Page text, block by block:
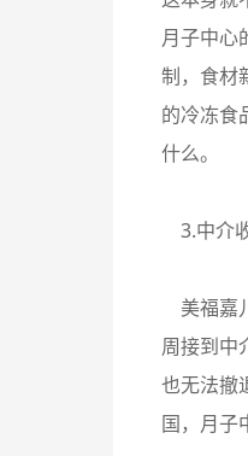
月子中心
制，食材
的冷冻食
什么。
3.中介
美福嘉
周接到中
也无法撤
国，月子